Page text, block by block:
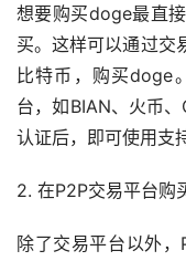
想要购买doge最直
买。这样可以通过交
比特币 ，购买doge
台，如BIAN、 火币
认证后，即可使用支
2. 在P2P交易平台购
除了交易平台以外